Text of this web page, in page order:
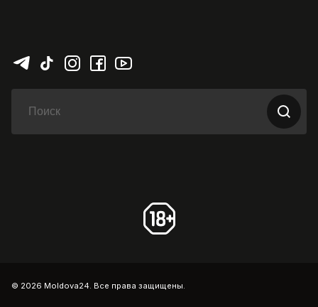
© 2026 Moldova24. Все права защищены.